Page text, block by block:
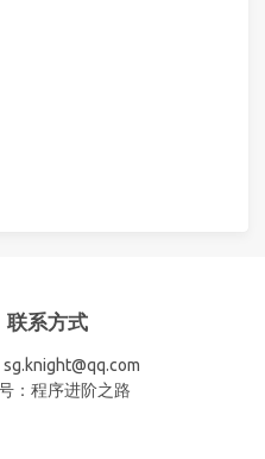
联系方式
：程序进阶之路